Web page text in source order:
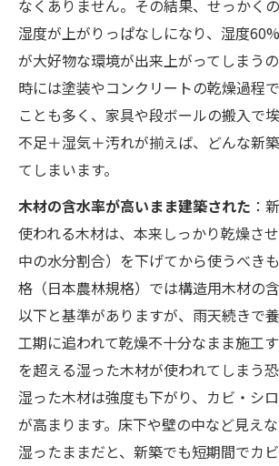
なくありません。その結果、せっかく
湿度が上がりっぱなしになり、湿度
が大好物な環境が出来上がってしまう
時には塗装やコンクリートの乾燥過程
ことも多く、家具や段ボールの搬入で
不足＋湿気＋汚れが揃えば、どんな新
てしまいます。
木材の含水率が高いまま建築された ：
使われる木材は、本来しっかり乾燥さ
中の水分割合）を下げてから使うべき
格（日本農林規格）では構造用木材の
以下と基準がありますが、雨天続きで
工期に追われて乾燥不十分なまま施工
を超える湿った木材が使われてしまう恐
湿った木材は強度も下がり、カビ・シ
が高まります。床下や壁の中など見え
湿ったままだと、新築でも短期間でカ